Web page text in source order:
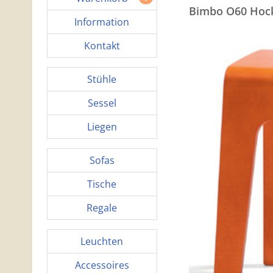
Information
Kontakt
Stühle
Sessel
Liegen
Sofas
Tische
Regale
Leuchten
Accessoires
Bimbo O60